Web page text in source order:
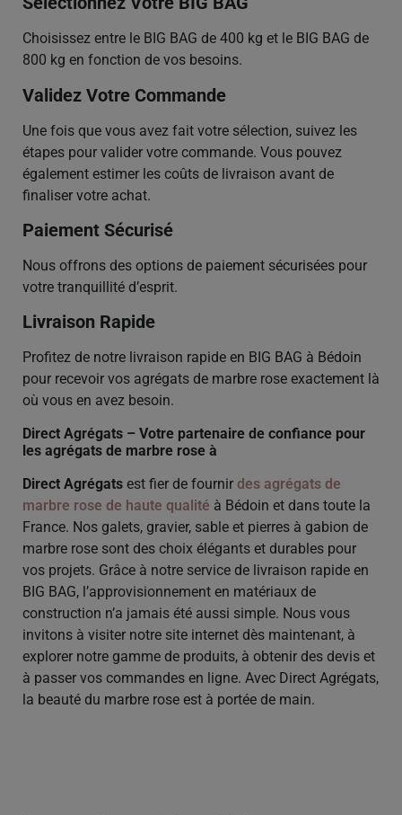
Choisissez entre le BIG BAG de 400 kg et le BIG BAG de
800 kg en fonction de vos besoins.
Validez Votre Commande
Une fois que vous avez fait votre sélection, suivez les
étapes pour valider votre commande. Vous pouvez
également estimer les coûts de livraison avant de
finaliser votre achat.
Paiement Sécurisé
Nous offrons des options de paiement sécurisées pour
votre tranquillité d’esprit.
Livraison Rapide
Profitez de notre livraison rapide en BIG BAG à Bédoin
pour recevoir vos agrégats de marbre rose exactement là
où vous en avez besoin.
Direct Agrégats – Votre partenaire de confiance pour
les agrégats de marbre rose à
Direct Agrégats est fier de fournir des agrégats de
marbre rose de haute qualité à Bédoin et dans toute la
France. Nos galets, gravier, sable et pierres à gabion de
marbre rose sont des choix élégants et durables pour
vos projets. Grâce à notre service de livraison rapide en
BIG BAG, l’approvisionnement en matériaux de
construction n’a jamais été aussi simple. Nous vous
invitons à visiter notre site internet dès maintenant, à
explorer notre gamme de produits, à obtenir des devis et
à passer vos commandes en ligne. Avec Direct Agrégats,
la beauté du marbre rose est à portée de main.